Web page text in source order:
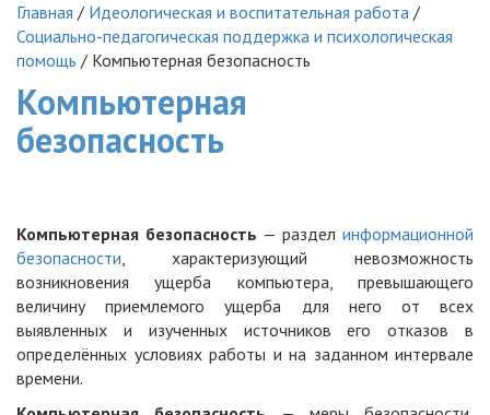
Главная / Идеологическая и воспитательная работа /
Социально-педагогическая поддержка и психологическая
помощь / Компьютерная безопасность
Компьютерная
безопасность
Компьютерная безопасность — раздел информационной
безопасности, характеризующий невозможность
возникновения ущерба компьютера, превышающего
величину приемлемого ущерба для него от всех
выявленных и изученных источников его отказов в
определённых условиях работы и на заданном интервале
времени.